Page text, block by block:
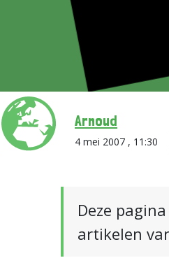
Arnoud
4 mei 2007 , 11:30
Deze
artikelen